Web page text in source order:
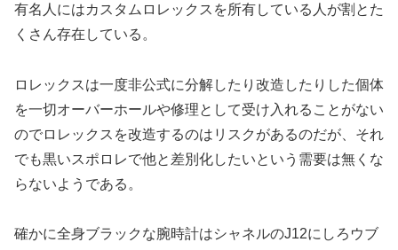
有名人にはカスタムロレックスを所有している人が割とた
くさん存在している。
ロレックスは一度非公式に分解したり改造したりした個体
を一切オーバーホールや修理として受け入れることがない
のでロレックスを改造するのはリスクがあるのだが、それ
でも黒いスポロレで他と差別化したいという需要は無くな
らないようである。
確かに全身ブラックな腕時計はシャネルのJ12にしろウブ